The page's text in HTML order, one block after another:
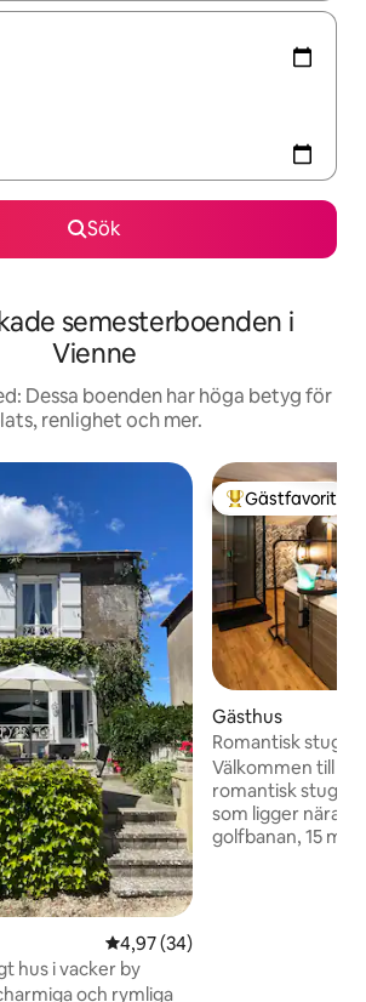
Sök
semesterboenden i
Vienne
Dessa boenden har höga betyg för
renlighet och mer.
4,97 av 5 i genomsnittligt
4,97 (34)
hus i vacker by
och rymliga
Populär
Gästfavorit
Gästhus
Romantisk stuga
Futuroscope 15
Välkommen till
romantisk stuga
som ligger nära
golfbanan, 15